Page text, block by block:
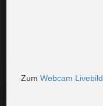
ZumWebcam Livebild